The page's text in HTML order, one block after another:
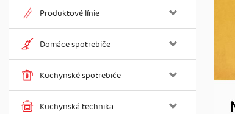
Produktové línie
Domáce spotrebiče
Kuchynské spotrebiče
Kuchynská technika